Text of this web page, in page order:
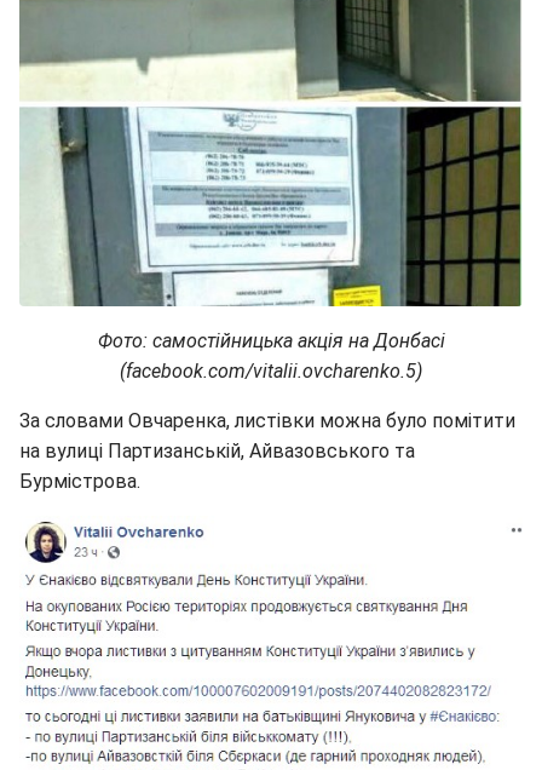
Фото: самостійницька акція на Донбасі
(facebook.com/vitalii.ovcharenko.5)
За словами Овчаренка, листівки можна було помітити
на вулиці Партизанській, Айвазовського та
Бурмістрова.